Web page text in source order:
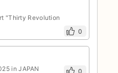
"Thirty Revolution
0
in JAPAN 0